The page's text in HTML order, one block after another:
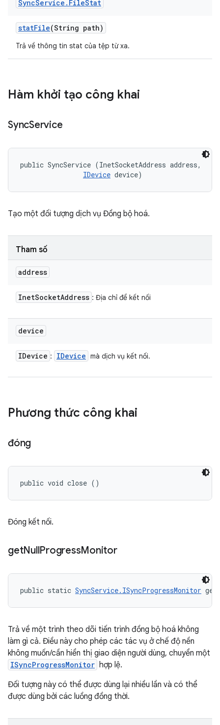
SyncService . FileStat
statFile(String path)
Trả về thông tin stat của tệp từ xa.
Hàm khởi tạo công khai
SyncService
public SyncService (InetSocketAddress address,
IDevice device)
Tạo một đối tượng dịch vụ Đồng bộ hoá.
Tham số
address
InetSocketAddress : Địa chỉ để kết nối
device
IDevice : IDevice mà dịch vụ kết nối.
Phương thức công khai
đóng
public void close ()
Đóng kết nối.
getNullProgressMonitor
public static SyncService.ISyncProgressMonitor
Trả về một trình theo dõi tiến trình đồng bộ hoá không
làm gì cả. Điều này cho phép các tác vụ ở chế độ nền
không muốn/cần hiển thị giao diện người dùng, chuyển một
ISyncProgressMonitor hợp lệ.
Đối tượng này có thể được dùng lại nhiều lần và có thể
được dùng bởi các luồng đồng thời.